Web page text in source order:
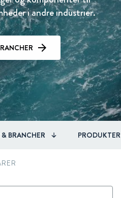
i andre industrier.
BRANCHER PRODUKTER